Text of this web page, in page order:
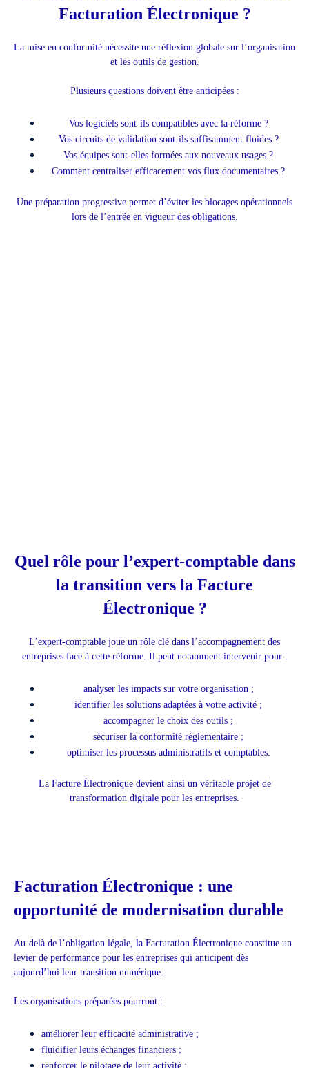
Facturation Électronique ?
La mise en conformité nécessite une réflexion globale sur l’organisation
et les outils de gestion.
Plusieurs questions doivent être anticipées :
Vos logiciels sont-ils compatibles avec la réforme ?
Vos circuits de validation sont-ils suffisamment fluides ?
Vos équipes sont-elles formées aux nouveaux usages ?
Comment centraliser efficacement vos flux documentaires ?
Une préparation progressive permet d’éviter les blocages opérationnels
lors de l’entrée en vigueur des obligations.
Quel rôle pour l’expert-comptable dans
la transition vers la Facture
Électronique ?
L’expert-comptable joue un rôle clé dans l’accompagnement des
entreprises face à cette réforme. Il peut notamment intervenir pour :
analyser les impacts sur votre organisation ;
identifier les solutions adaptées à votre activité ;
accompagner le choix des outils ;
sécuriser la conformité réglementaire ;
optimiser les processus administratifs et comptables.
La Facture Électronique devient ainsi un véritable projet de
transformation digitale pour les entreprises.
Facturation Électronique : une
opportunité de modernisation durable
Au-delà de l’obligation légale, la Facturation Électronique constitue un
levier de performance pour les entreprises qui anticipent dès
aujourd’hui leur transition numérique.
Les organisations préparées pourront :
améliorer leur efficacité administrative ;
fluidifier leurs échanges financiers ;
renforcer le pilotage de leur activité ;